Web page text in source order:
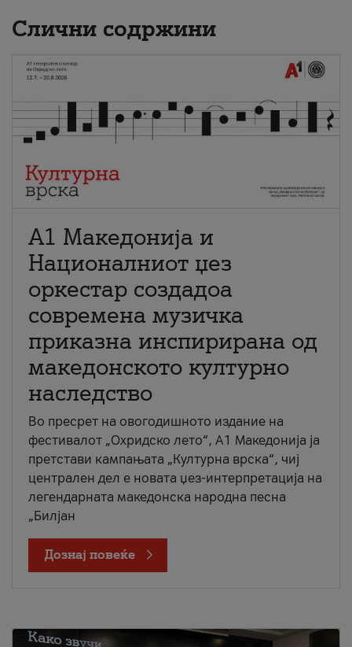
Слични содржини
А1 Македонија и
Националниот џез
оркестар создадоа
современа музичка
приказна инспирирана од
македонското културно
наследство
Во пресрет на овогодишното издание на
фестивалот „Охридско лето“, А1 Македонија ја
претстави кампањата „Културна врска“, чиј
централен дел е новата џез-интерпретација на
легендарната македонска народна песна
„Билјан
Дознај повеќе